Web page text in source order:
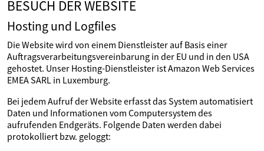
BESUCH DER WEBSITE
Hosting und Logfiles
Die Website wird von einem Dienstleister auf Basis einer
Auftragsverarbeitungsvereinbarung in der EU und in den USA
gehostet. Unser Hosting-Dienstleister ist Amazon Web Services
EMEA SARL in Luxemburg.
Bei jedem Aufruf der Website erfasst das System automatisiert
Daten und Informationen vom Computersystem des
aufrufenden Endgeräts. Folgende Daten werden dabei
protokolliert bzw. geloggt: